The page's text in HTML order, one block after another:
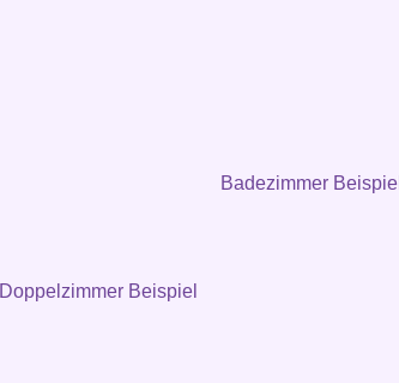
Doppelzimmer Beispiel
Badezimmer Beispiel